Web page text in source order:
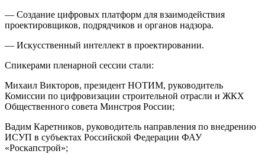
— Создание цифровых платформ для взаимодействия
проектировщиков, подрядчиков и органов надзора.
— Искусственный интеллект в проектировании.
Спикерами пленарной сессии стали:
Михаил Викторов, президент НОТИМ, руководитель
Комиссии по цифровизации строительной отрасли и ЖКХ
Общественного совета Минстроя России;
Вадим Каретников, руководитель направления по внедрению
ИСУП в субъектах Российской Федерации ФАУ
«Роскапстрой»;